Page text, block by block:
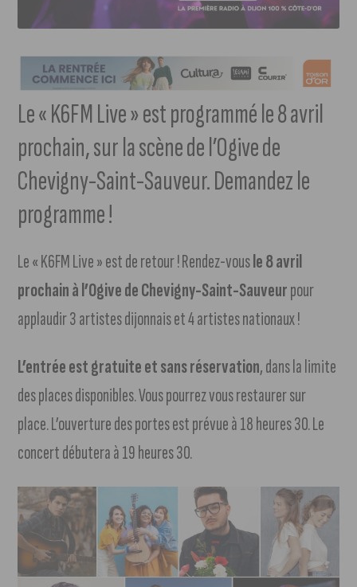
Le « K6FM Live » est programmé le 8 avril
prochain, sur la scène de l’Ogive de
Chevigny-Saint-Sauveur. Demandez le
programme !
Le « K6FM Live » est de retour ! Rendez-vousle 8 avril
prochain à l’Ogive de Chevigny-Saint-Sauveurpour
applaudir 3 artistes dijonnais et 4 artistes nationaux !
L’entrée est gratuite et sans réservation, dans la limite
des places disponibles. Vous pourrez vous restaurer sur
place. L’ouverture des portes est prévue à 18 heures 30. Le
concert débutera à 19 heures 30.